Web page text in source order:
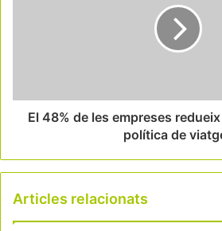
El 48% de les empreses
política de
Articles relacionats